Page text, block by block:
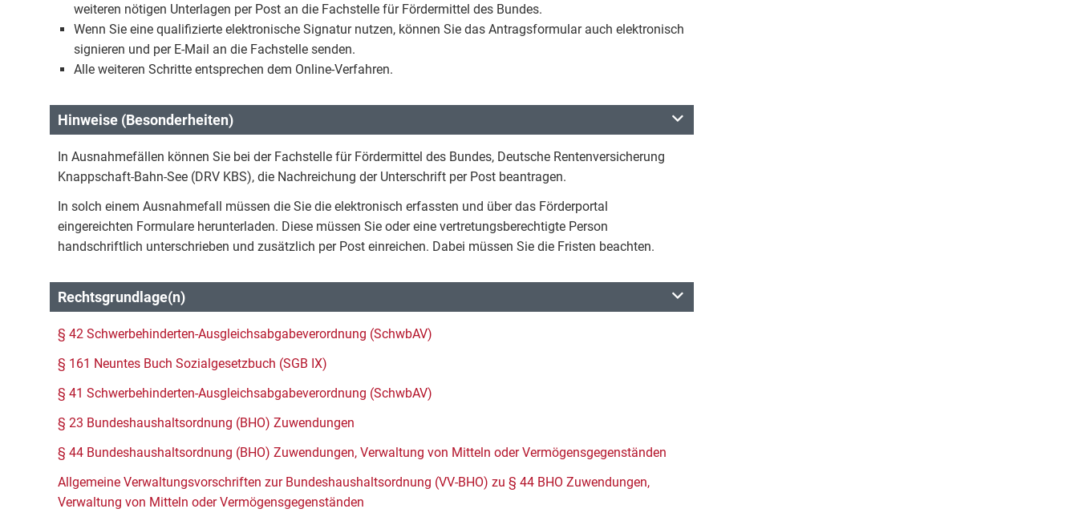
weiteren nötigen Unterlagen per Post an die Fachstelle für Fördermittel des Bundes.
Wenn Sie eine qualifizierte elektronische Signatur nutzen, können Sie das Antragsformular auch elektronisch
signieren und per E-Mail an die Fachstelle senden.
Alle weiteren Schritte entsprechen dem Online-Verfahren.
Hinweise (Besonderheiten)
In Ausnahmefällen können Sie bei der Fachstelle für Fördermittel des Bundes, Deutsche Rentenversicherung
Knappschaft-Bahn-See (DRV KBS), die Nachreichung der Unterschrift per Post beantragen.
In solch einem Ausnahmefall müssen die Sie die elektronisch erfassten und über das Förderportal
eingereichten Formulare herunterladen. Diese müssen Sie oder eine vertretungsberechtigte Person
handschriftlich unterschrieben und zusätzlich per Post einreichen. Dabei müssen Sie die Fristen beachten.
Rechtsgrundlage(n)
§ 42 Schwerbehinderten-Ausgleichsabgabeverordnung (SchwbAV)
§ 161 Neuntes Buch Sozialgesetzbuch (SGB IX)
§ 41 Schwerbehinderten-Ausgleichsabgabeverordnung (SchwbAV)
§ 23 Bundeshaushaltsordnung (BHO) Zuwendungen
§ 44 Bundeshaushaltsordnung (BHO) Zuwendungen, Verwaltung von Mitteln oder Vermögensgegenständen
Allgemeine Verwaltungsvorschriften zur Bundeshaushaltsordnung (VV-BHO) zu § 44 BHO Zuwendungen,
Verwaltung von Mitteln oder Vermögensgegenständen